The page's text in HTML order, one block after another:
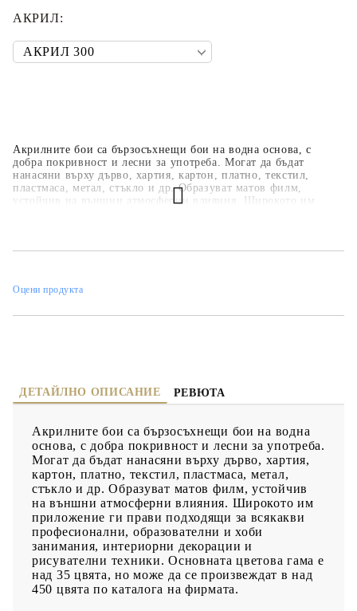
Акрилните бои са бързосъхнещи бои на водна основа, с
добра покривност и лесни за употреба. Могат да бъдат
нанасяни върху дърво, хартия, картон, платно, текстил,
пластмаса, метал, стъкло и др. Образуват матов филм,
устойчив на външни атмосферни влияния. Широкото им
цветова гама е над 35 цвята, но може да се произвеждат в над
АКРИЛ:
Оцени продукта
ДЕТАЙЛНО ОПИСАНИЕ РЕВЮТА
Акрилните бои са бързосъхнещи бои на водна
основа, с добра покривност и лесни за употреба.
Могат да бъдат нанасяни върху дърво, хартия,
картон, платно, текстил, пластмаса, метал,
стъкло и др. Образуват матов филм, устойчив
на външни атмосферни влияния. Широкото им
приложение ги прави подходящи за всякакви
професионални, образователни и хоби
занимания, интериорни декорации и
рисувателни техники. Основната цветова гама е
над 35 цвята, но може да се произвеждат в над
450 цвята по каталога на фирмата.